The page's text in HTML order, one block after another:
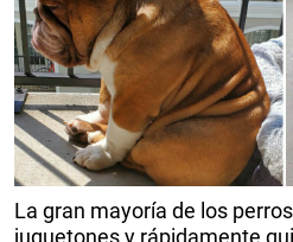
La gran mayoría de los
juguetones y rápidamente